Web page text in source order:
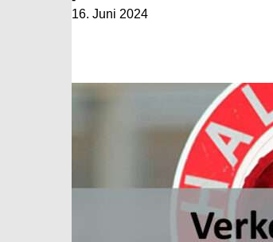
16. Juni 2024